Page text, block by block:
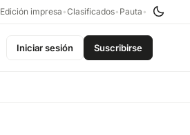
Edición impresa •Clasificados• Pauta •
Iniciar sesión Suscribirse